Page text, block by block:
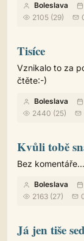
Boleslava
2105 (29)
Tisíce
Vznikalo to za
čtěte:-)
Boleslava
2440 (25)
Kvůli tobě
Bez
Boleslava
2163 (27)
Já jen tiše